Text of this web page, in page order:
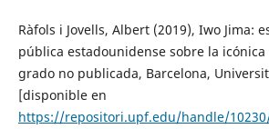
Ràfols i Jovells, Albert (2019), Iwo Jima:
pública estadounidense sobre la
grado no publicada, Barcelona,
[disponible en
https://repositori.upf.edu/handle/